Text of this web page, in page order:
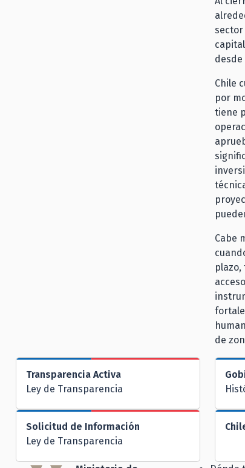
sector
desde
Chile
por
tiene
Cabe
de
Transparencia Activa
Ley de Transparencia
Solicitud de Información
Ley de Transparencia